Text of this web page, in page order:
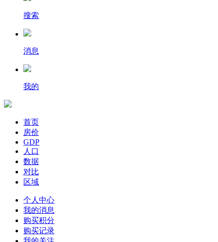
搜索
消息
我的
首页
房价
GDP
人口
数据
对比
区域
个人中心
我的消息
购买积分
购买记录